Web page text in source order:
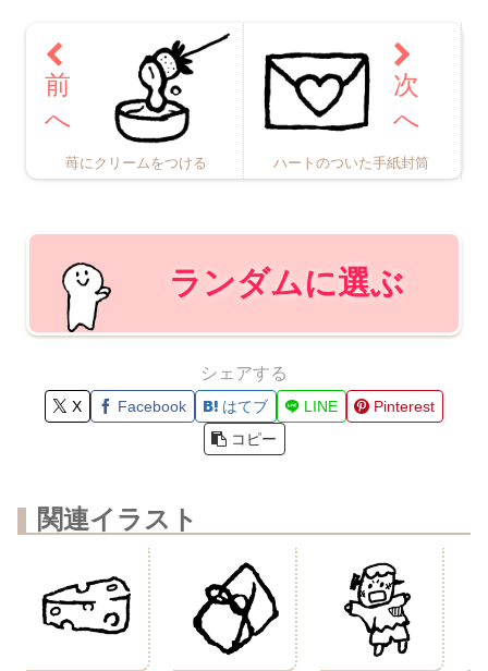
苺にクリームをつける ハートのついた手紙封筒
ランダムに選ぶ
シェアする
X Facebook はてブ LINE
Pinterest
コピー
関連イラスト